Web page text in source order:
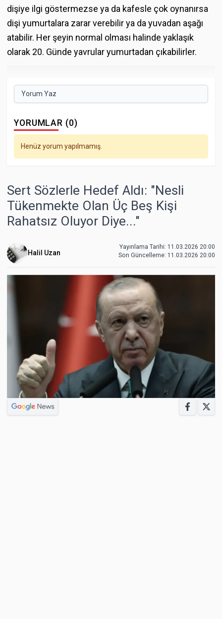
dişiye ilgi göstermezse ya da kafesle çok oynanırsa
dişi yumurtalara zarar verebilir ya da yuvadan aşağı
atabilir. Her şeyin normal olması halinde yaklaşık
olarak 20. Günde yavrular yumurtadan çıkabilirler.
Yorum Yaz
YORUMLAR (0)
Henüz yorum yapılmamış.
Sert Sözlerle Hedef Aldı: "Nesli
Tükenmekte Olan Üç Beş Kişi
Rahatsız Oluyor Diye..."
Halil Uzan
Yayınlama Tarihi: 11.03.2026 20:00
Son Güncelleme: 11.03.2026 20:00